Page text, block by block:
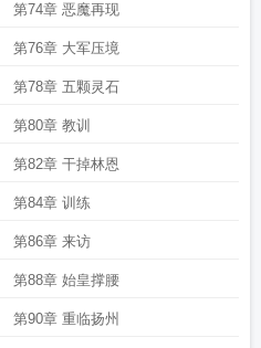
第74章 恶魔再现
第76章 大军压境
第78章 五颗灵石
第80章 教训
第82章 干掉林恩
第84章 训练
第86章 来访
第88章 始皇撑腰
第90章 重临扬州